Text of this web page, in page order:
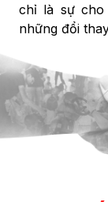
chỉ là sự cho
những đổi